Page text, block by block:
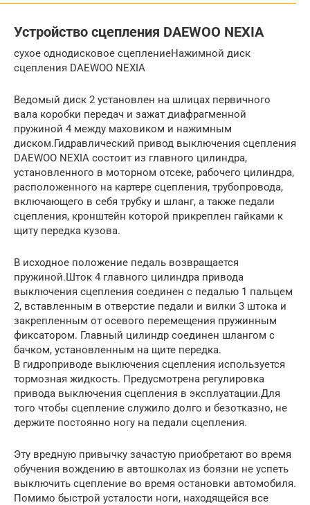
Устройство сцепления DAEWOO NEXIA
сухое однодисковое сцеплениеНажимной диск
сцепления DAEWOO NEXIA
Ведомый диск 2 установлен на шлицах первичного
вала коробки передач и зажат диафрагменной
пружиной 4 между маховиком и нажимным
диском.Гидравлический привод выключения сцепления
DAEWOO NEXIA состоит из главного цилиндра,
установленного в моторном отсеке, рабочего цилиндра,
расположенного на картере сцепления, трубопровода,
включающего в себя трубку и шланг, а также педали
сцепления, кронштейн которой прикреплен гайками к
щиту передка кузова.
В исходное положение педаль возвращается
пружиной.Шток 4 главного цилиндра привода
выключения сцепления соединен с педалью 1 пальцем
2, вставленным в отверстие педали и вилки 3 штока и
закрепленным от осевого перемещения пружинным
фиксатором. Главный цилиндр соединен шлангом с
бачком, установленным на щите передка.
В гидроприводе выключения сцепления используется
тормозная жидкость. Предусмотрена регулировка
привода выключения сцепления в эксплуатации.Для
того чтобы сцепление служило долго и безотказно, не
держите постоянно ногу на педали сцепления.
Эту вредную привычку зачастую приобретают во время
обучения вождению в автошколах из боязни не успеть
выключить сцепление во время остановки автомобиля.
Помимо быстрой усталости ноги, находящейся все